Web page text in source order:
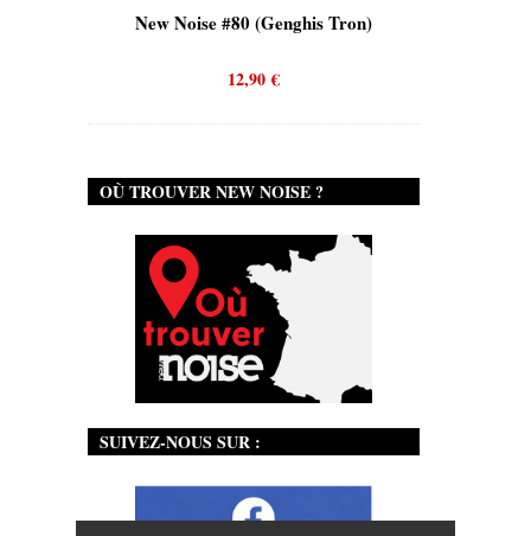
New Noise #80 (Genghis Tron)
12,90€
OÙ TROUVER NEW NOISE ?
SUIVEZ-NOUS SUR :